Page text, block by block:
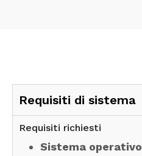
Requisiti di sistema
Requisiti richiesti
Sistema operativo